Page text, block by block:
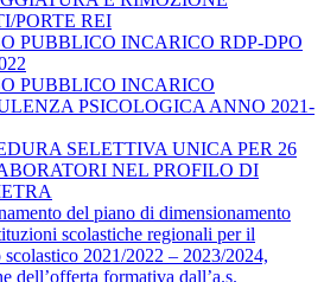
PORTE REI
PUBBLICO INCARICO RDP-DPO
PUBBLICO INCARICO
PSICOLOGICA ANNO 2021-
SELETTIVA UNICA PER 26
NEL PROFILO DI
del piano di dimensionamento
scolastiche regionali per il
scolastico 2021/2022 – 2023/2024,
dell’offerta formativa dall’a.s.